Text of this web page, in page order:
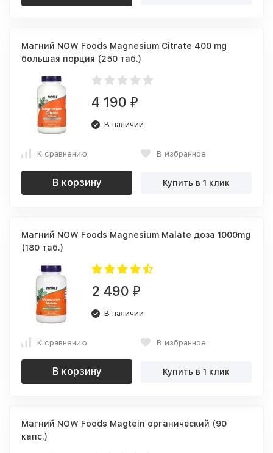
Магний NOW Foods Magnesium Citrate 400 mg
большая порция (250 таб.)
4 190 ₽
В наличии
К сравнению В избранное
В корзину Купить в 1 клик
Магний NOW Foods Magnesium Malate доза 1000mg
(180 таб.)
2 490 ₽
В наличии
К сравнению В избранное
В корзину Купить в 1 клик
Магний NOW Foods Magtein органический (90
капс.)